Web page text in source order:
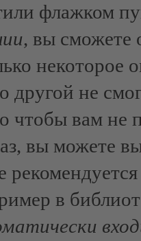
флажком
, вы сможете
некоторое
другой не
чтобы вам не
вы можете
в